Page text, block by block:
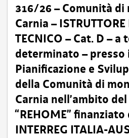
316/26 – Comunità
Carnia –
TECNICO – Cat. D – a
determinato – presso
Pianificazione e
della Comunità di
Carnia nell’ambito
“REHOME”
INTERREG ITALIA-